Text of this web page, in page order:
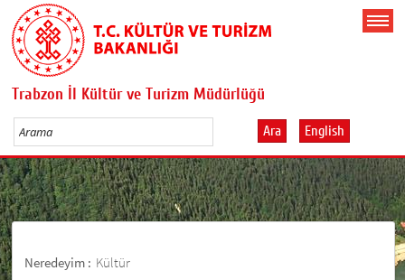
Trabzon İl Kültür ve Turizm Müdürlüğü
Ara English
Neredeyim : Kültür